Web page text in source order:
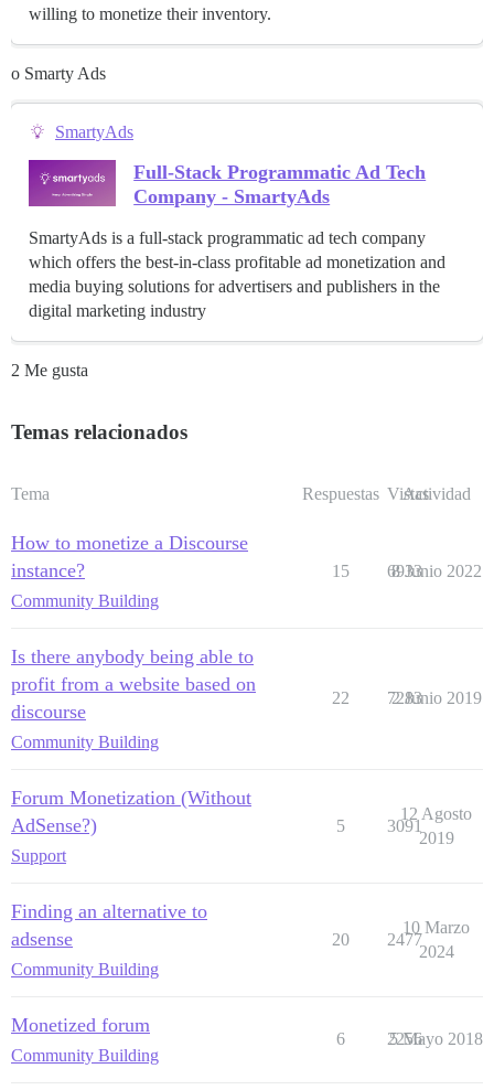
willing to monetize their inventory.
o Smarty Ads
SmartyAds
Full-Stack Programmatic Ad Tech
Company - SmartyAds
SmartyAds is a full-stack programmatic ad tech company
which offers the best-in-class profitable ad monetization and
media buying solutions for advertisers and publishers in the
digital marketing industry
2 Me gusta
Temas relacionados
Tema Respuestas Vistas
Actividad
How to monetize a Discourse
instance?
Community Building
15 6933
8 Junio 2022
Is there anybody being able to
profit from a website based on
discourse
Community Building
22 7283
2 Junio 2019
Forum Monetization (Without
AdSense?)
Support
5 3091
12 Agosto
2019
Finding an alternative to
adsense
Community Building
20 2477
10 Marzo
2024
Monetized forum
Community Building
6 2256
5 Mayo 2018